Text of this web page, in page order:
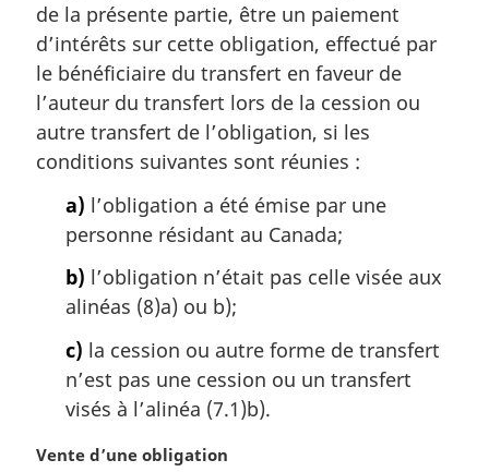
de la présente partie, être un paiement
d’intérêts sur cette obligation, effectué par
le bénéficiaire du transfert en faveur de
l’auteur du transfert lors de la cession ou
autre transfert de l’obligation, si les
conditions suivantes sont réunies :
a) l’obligation a été émise par une
personne résidant au Canada;
b) l’obligation n’était pas celle visée aux
alinéas (8)a) ou b);
c) la cession ou autre forme de transfert
n’est pas une cession ou un transfert
visés à l’alinéa (7.1)b).
N
Vente d’une obligation